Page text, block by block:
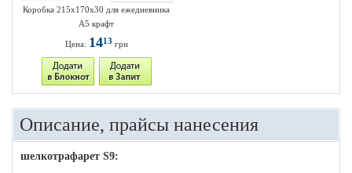
Коробка 215х170х30 для ежедневника
А5 крафт
Цена: 1413 грн
Описание, прайсы нанесения
шелкотрафарет S9: